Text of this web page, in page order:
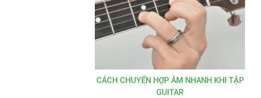
CÁCH CHUYỂN HỢP ÂM NHANH KHI TẬP
GUITAR